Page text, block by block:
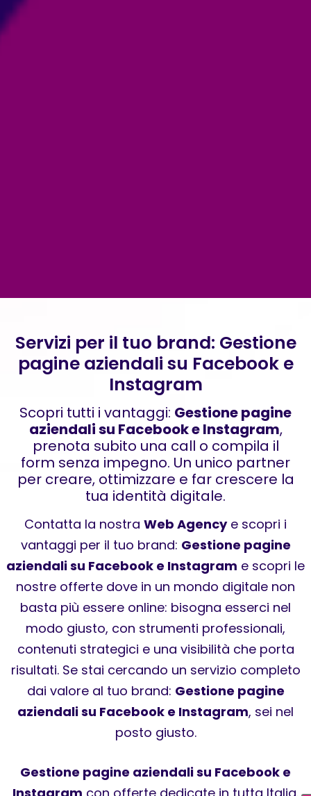
Servizi per il tuo brand: Gestione
pagine aziendali su Facebook e
Instagram
Scopri tutti i vantaggi: Gestione pagine
aziendali su Facebook e Instagram,
prenota subito una call o compila il
form senza impegno. Un unico partner
per creare, ottimizzare e far crescere la
tua identità digitale.
Contatta la nostra Web Agencye scopri i
vantaggi per il tuo brand: Gestione pagine
aziendali su Facebook e Instagram e scopri le
nostre offerte dove in un mondo digitale non
basta più essere online: bisogna esserci nel
modo giusto, con strumenti professionali,
contenuti strategici e una visibilità che porta
risultati. Se stai cercando un servizio completo
dai valore al tuo brand: Gestione pagine
aziendali su Facebook e Instagram, sei nel
posto giusto.
Gestione pagine aziendali su Facebook e